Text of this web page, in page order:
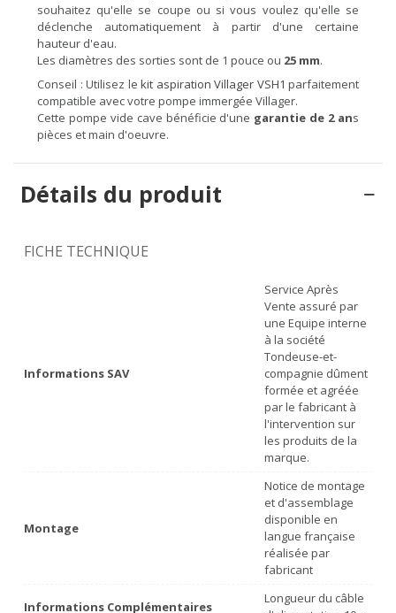
souhaitez qu'elle se coupe ou si vous voulez qu'elle se
déclenche automatiquement à partir d'une certaine
hauteur d'eau.
Les diamètres des sorties sont de 1 pouce ou 25 mm.
Conseil : Utilisez le kit aspiration Villager VSH1 parfaitement
compatible avec votre pompe immergée Villager.
Cette pompe vide cave bénéficie d'une garantie de 2 ans
pièces et main d'oeuvre.
Détails du produit
FICHE TECHNIQUE
Informations SAV
Service Après
Vente assuré par
une Equipe interne
à la société
Tondeuse-et-
compagnie dûment
formée et agréée
par le fabricant à
l'intervention sur
les produits de la
marque.
Montage
Notice de montage
et d'assemblage
disponible en
langue française
réalisée par
fabricant
Informations Complémentaires
Longueur du câble